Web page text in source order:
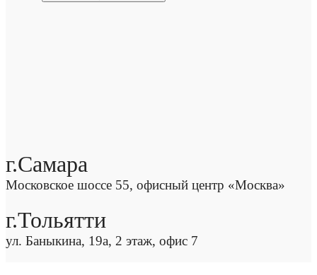
г.Самара
Московское шоссе 55, офисный центр «Москва»
г.Тольятти
ул. Баныкина, 19а, 2 этаж, офис 7